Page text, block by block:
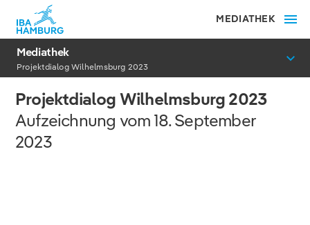
MEDIATHEK
Mediathek
Projektdialog Wilhelmsburg 2023
Projektdialog Wilhelmsburg 2023
Aufzeichnung vom 18. September
2023